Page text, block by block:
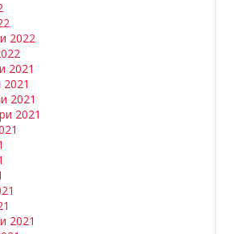
2022
2021
2021
2021
2021